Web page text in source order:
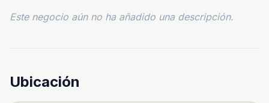
Este negocio aún no ha añadido una descripción.
Ubicación